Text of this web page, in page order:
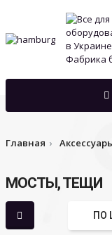
Главная
МОСТЫ, ТЕЩИ